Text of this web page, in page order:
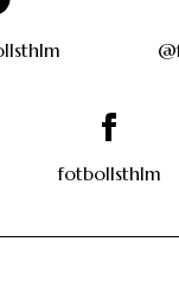
fotbollsthlm